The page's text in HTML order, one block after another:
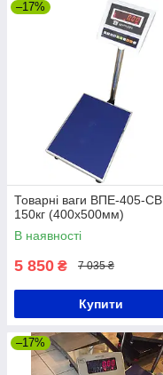
–17%
Товарні ваги ВПЕ-405-СВ
150кг (400х500мм)
В наявності
5 850 ₴ 7 035 ₴
Купити
–17%